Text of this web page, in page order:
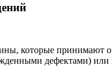
которые принимают
дефектами)